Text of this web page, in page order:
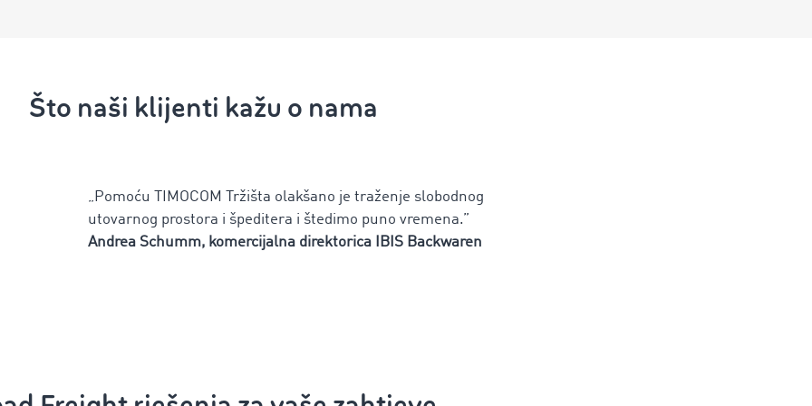
Što naši klijenti kažu o nama
„Pomoću TIMOCOM Tržišta olakšano je traženje slobodnog
utovarnog prostora i špeditera i štedimo puno vremena.”
Andrea Schumm, komercijalna direktorica IBIS Backwaren